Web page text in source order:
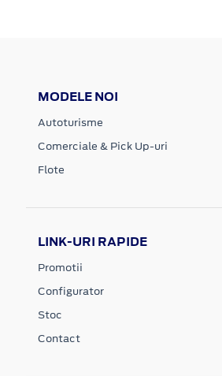
MODELE NOI
Autoturisme
Comerciale & Pick Up-uri
Flote
LINK-URI RAPIDE
Promotii
Configurator
Stoc
Contact